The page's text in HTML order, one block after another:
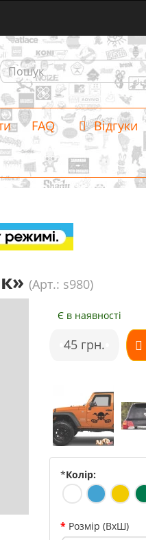
FAQ Відгуки
(Арт.: s980)
Є в наявності
•45 грн.
*Колір:
Розмір (ВхШ)